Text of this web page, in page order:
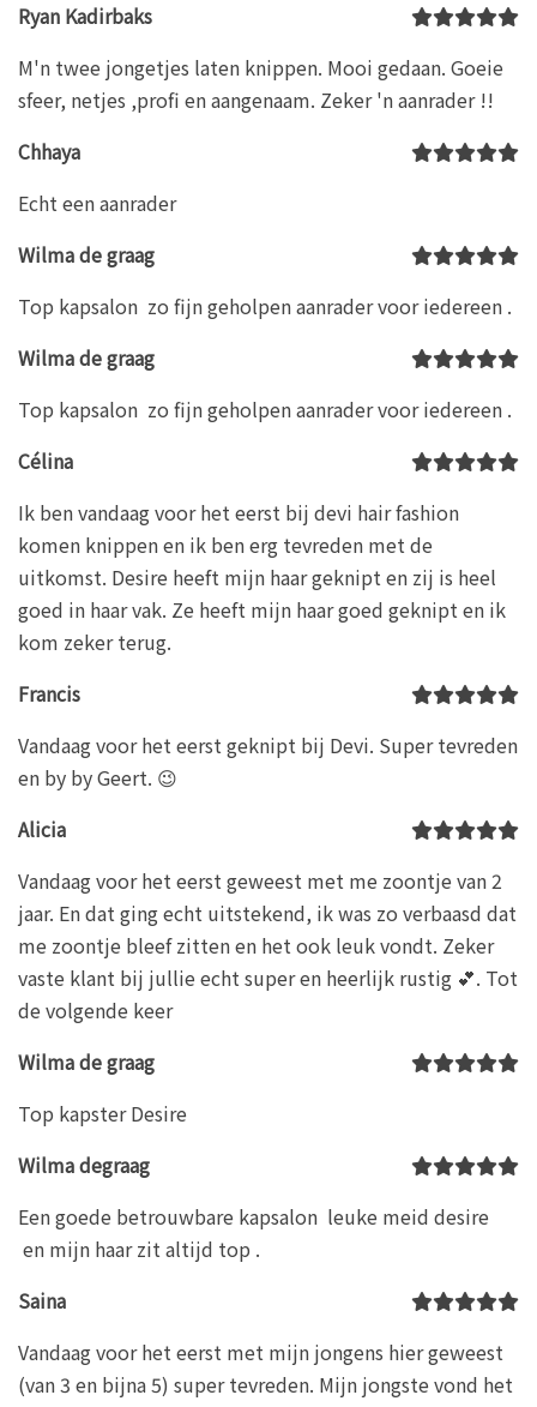
Ryan Kadirbaks
M'n twee jongetjes laten knippen. Mooi gedaan. Goeie
sfeer, netjes ,profi en aangenaam. Zeker 'n aanrader !!
Chhaya
Echt een aanrader
Wilma de graag
Top kapsalon zo fijn geholpen aanrader voor iedereen .
Wilma de graag
Top kapsalon zo fijn geholpen aanrader voor iedereen .
Célina
Ik ben vandaag voor het eerst bij devi hair fashion
komen knippen en ik ben erg tevreden met de
uitkomst. Desire heeft mijn haar geknipt en zij is heel
goed in haar vak. Ze heeft mijn haar goed geknipt en ik
kom zeker terug.
Francis
Vandaag voor het eerst geknipt bij Devi. Super tevreden
en by by Geert. 😉
Alicia
Vandaag voor het eerst geweest met me zoontje van 2
jaar. En dat ging echt uitstekend, ik was zo verbaasd dat
me zoontje bleef zitten en het ook leuk vondt. Zeker
vaste klant bij jullie echt super en heerlijk rustig 💕. Tot
de volgende keer
Wilma de graag
Top kapster Desire
Wilma degraag
Een goede betrouwbare kapsalon leuke meid desire
en mijn haar zit altijd top .
Saina
Vandaag voor het eerst met mijn jongens hier geweest
(van 3 en bijna 5) super tevreden. Mijn jongste vond het